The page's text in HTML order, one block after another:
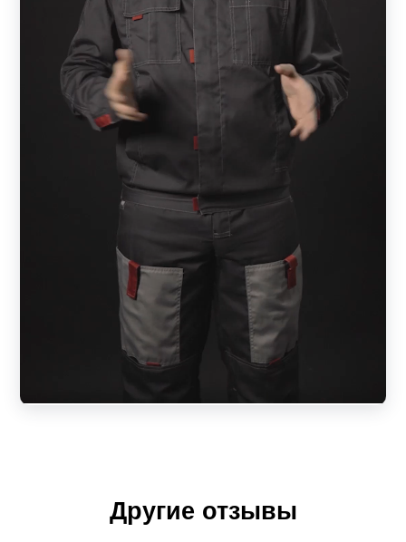
Другие отзывы